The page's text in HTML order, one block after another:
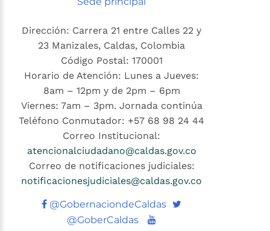
Dirección: Carrera 21 entre Calles 22 y
23 Manizales, Caldas, Colombia
Código Postal: 170001
Horario de Atención: Lunes a Jueves:
8am – 12pm y de 2pm – 6pm
Viernes: 7am – 3pm. Jornada continúa
Teléfono Conmutador: +57 68 98 24 44
Correo Institucional:
atencionalciudadano@caldas.gov.co
Correo de notificaciones judiciales:
notificacionesjudiciales@caldas.gov.co
@GobernaciondeCaldas Twitter
@GoberCaldas
Youtube